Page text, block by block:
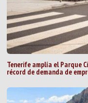
Tenerife amplía el Parque
récord de demanda de